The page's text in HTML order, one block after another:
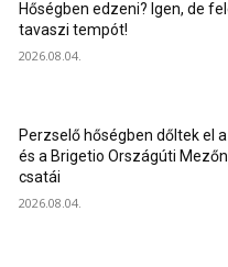
Hőségben edzeni? Igen, de
tavaszi tempót!
2026.08.04.
Perzselő hőségben dőltek el
és a Brigetio Országúti
csatái
2026.08.04.